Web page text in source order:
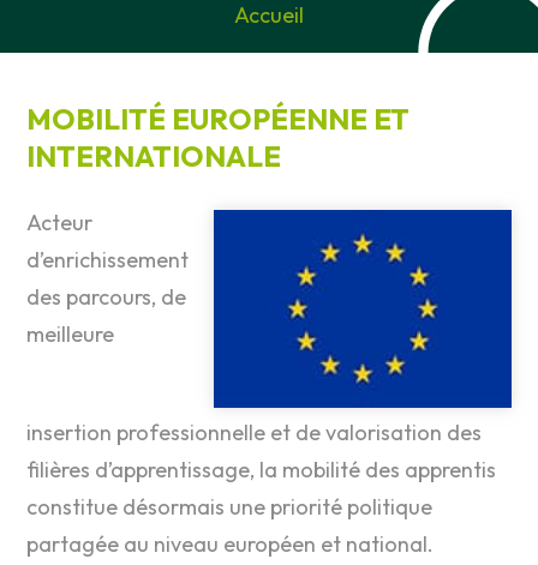
Accueil
MOBILITÉ EUROPÉENNE ET
INTERNATIONALE
Acteur
d’enrichissement
des parcours, de
meilleure
insertion professionnelle et de valorisation des
filières d’apprentissage, la mobilité des apprentis
constitue désormais une priorité politique
partagée au niveau européen et national.